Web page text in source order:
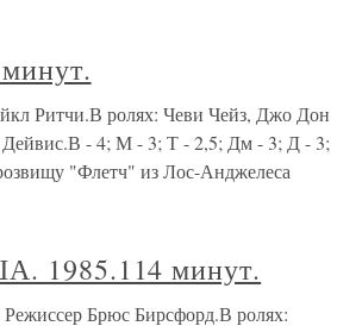
Ритчи.В ролях: Чеви Чейз, Джо Дон
- 4; М - 3; Т - 2,5; Дм - 3; Д - 3;
"Флетч" из Лос-Анджелеса
1985.114 минут.
Брюс Бирсфорд.В ролях: